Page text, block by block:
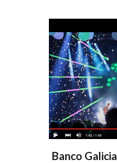
Banco Galicia